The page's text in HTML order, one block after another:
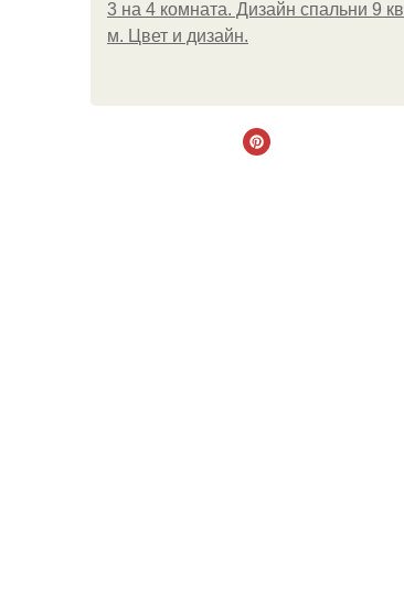
3 на 4 комната. Дизайн спальни 9 кв
м. Цвет и дизайн.